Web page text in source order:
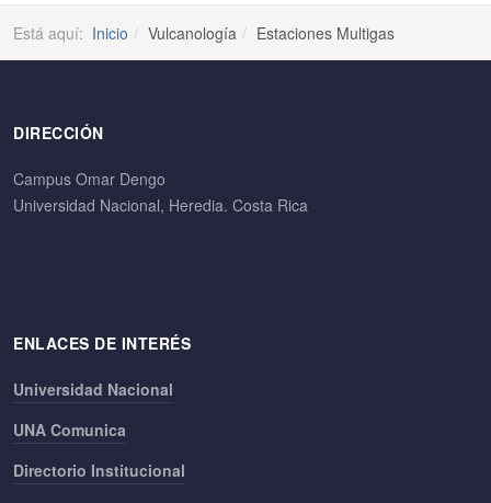
Está aquí: Inicio Vulcanología Estaciones Multigas
DIRECCIÓN
Campus Omar Dengo
Universidad Nacional, Heredia. Costa Rica
ENLACES DE INTERÉS
Universidad Nacional
UNA Comunica
Directorio Institucional